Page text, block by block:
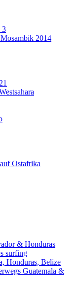
3
2014
Ostafrika
& Honduras
surfing
Honduras, Belize
Guatemala &